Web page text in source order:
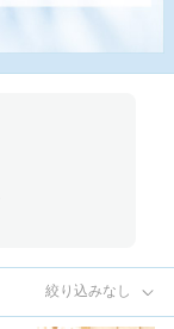
絞り込みなし